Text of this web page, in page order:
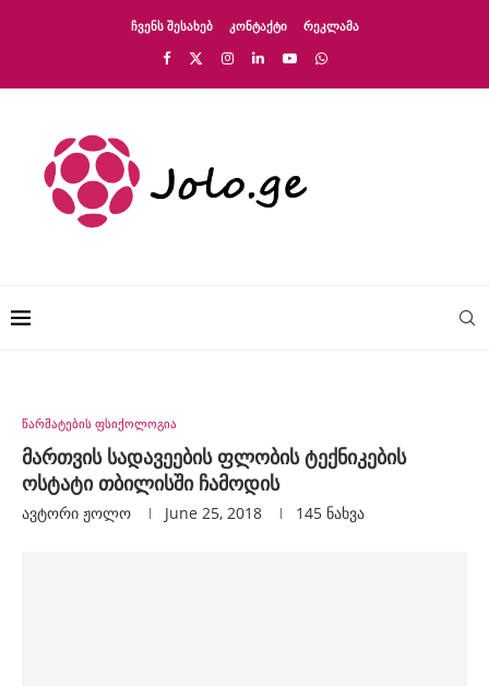
ᲩᲕᲔᲜᲡ ᲨᲔᲡᲐᲮᲔᲑ ᲙᲝᲜᲢᲐᲥᲢᲘ ᲠᲔᲙᲚᲐᲛᲐ
წარმატების ფსიქოლოგია
მართვის სადავეების ფლობის ტექნიკების
ოსტატი თბილისში ჩამოდის
ავტორი Ჟოლო June 25, 2018 145 ნახვა